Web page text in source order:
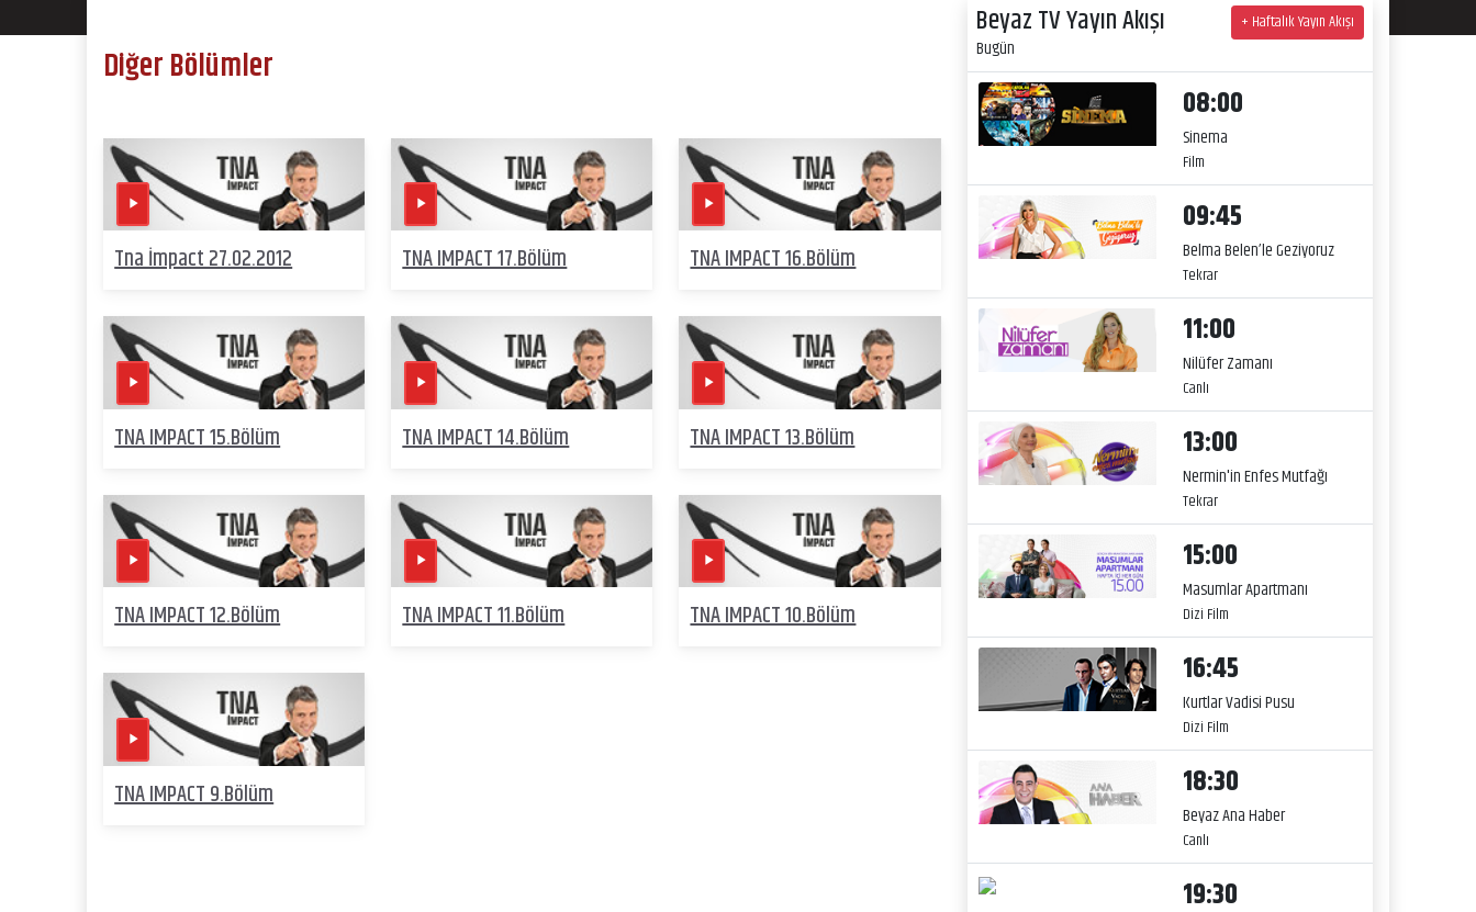
Diğer Bölümler
Tna İmpact 27.02.2012 TNA IMPACT 17.Bölüm TNA IMPACT 16.Bölüm
TNA IMPACT 15.Bölüm TNA IMPACT 14.Bölüm TNA IMPACT 13.Bölüm
TNA IMPACT 12.Bölüm TNA IMPACT 11.Bölüm TNA IMPACT 10.Bölüm
TNA IMPACT 9.Bölüm
Beyaz TV Yayın Akışı
Bugün
+ Haftalık Yayın Akışı
08:00
Sinema
Film
09:45
Belma Belen’le Geziyoruz
Tekrar
11:00
Nilüfer Zamanı
Canlı
13:00
Nermin'in Enfes Mutfağı
Tekrar
15:00
Masumlar Apartmanı
Dizi Film
16:45
Kurtlar Vadisi Pusu
Dizi Film
18:30
Beyaz Ana Haber
Canlı
19:30